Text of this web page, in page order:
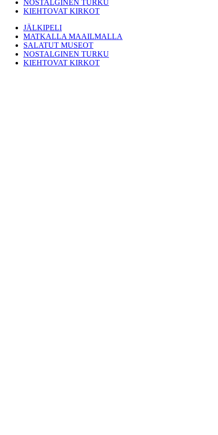
NOSTALGINEN TURKU
KIEHTOVAT KIRKOT
JÄLKIPELI
MATKALLA MAAILMALLA
SALATUT MUSEOT
NOSTALGINEN TURKU
KIEHTOVAT KIRKOT